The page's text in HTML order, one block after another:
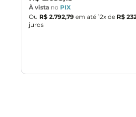
À vista no PIX
Ou R$ 2.792,79 em até 12x de R$
juros